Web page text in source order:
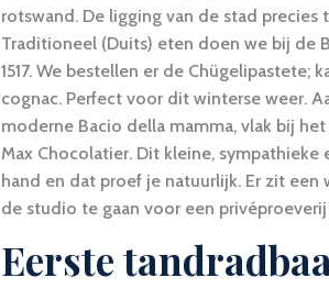
rotswand. De ligging van de stad
Traditioneel (Duits) eten doen we bij de
1517. We bestellen er de
cognac. Perfect voor dit winterse weer.
moderne Bacio della mamma, vlak bij
Max Chocolatier. Dit kleine,
hand en dat proef je natuurlijk. Er zit een
de studio te gaan voor een
Eerste